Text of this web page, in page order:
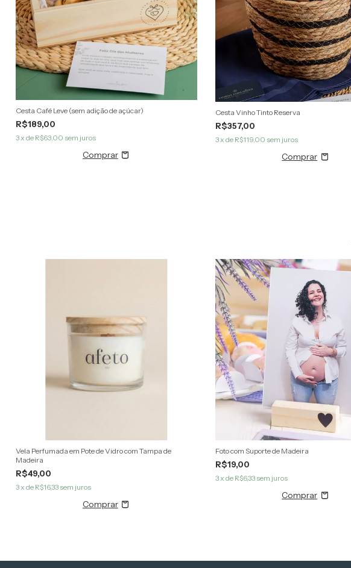
Cesta Café Leve (sem adição de açúcar)
R$189,00
3 x de R$63,00 sem juros
Cesta Vinho Tinto Reserva
R$357,00
3x de R$119,00 sem juros
Vela Perfumada em Pote de Vidro com Tampa de
Madeira
R$49,00
3 x de R$16,33 sem juros
Foto com Suporte de Madeira
R$19,00
3 x de R$6,33 sem juros